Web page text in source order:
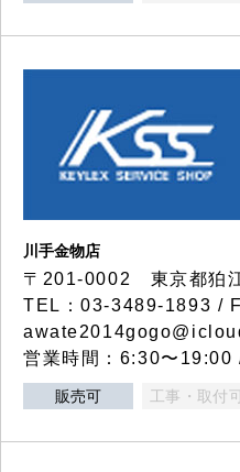
川手金物店
〒201-0002 東京都狛
TEL：03-3489-1893 /
営業時間：6:30〜19:00
販売可 工事・取付